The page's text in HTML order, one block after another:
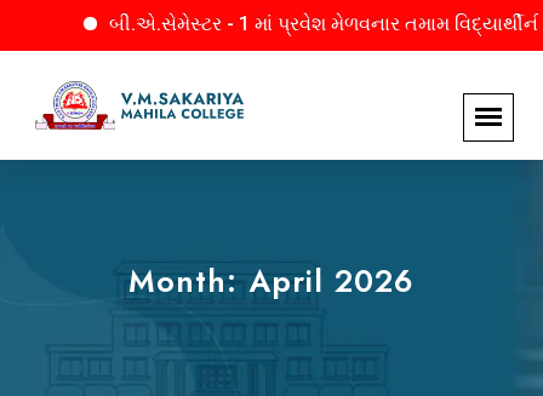
બી.એ.સેમેસ્ટર - 1 માં પ્રવેશ મેળવનાર તમામ
Month: April 2026